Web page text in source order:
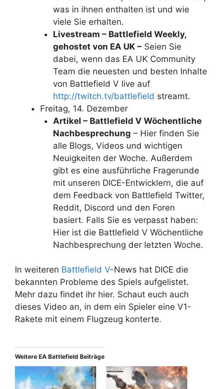
was in ihnen enthalten ist und wie
viele Sie erhalten.
Livestream – Battlefield Weekly,
gehostet von EA UK –Seien Sie
dabei, wenn das EA UK Community
Team die neuesten und besten Inhalte
von Battlefield V live auf
http://twitch.tv/battlefield streamt.
Freitag, 14. Dezember
Artikel – Battlefield V Wöchentliche
Nachbesprechung – Hier finden Sie
alle Blogs, Videos und wichtigen
Neuigkeiten der Woche. Außerdem
gibt es eine ausführliche Fragerunde
mit unseren DICE-Entwicklern, die auf
dem Feedback von Battlefield Twitter,
Reddit, Discord und den Foren
basiert. Falls Sie es verpasst haben:
Hier ist die Battlefield V Wöchentliche
Nachbesprechung der letzten Woche.
In weiteren Battlefield V-News hat DICE die
bekannten Probleme des Spiels aufgelistet.
Mehr dazu findet ihr hier. Schaut euch auch
dieses Video an, in dem ein Spieler eine V1-
Rakete mit einem Flugzeug konterte.
Weitere EA Battlefield Beiträge